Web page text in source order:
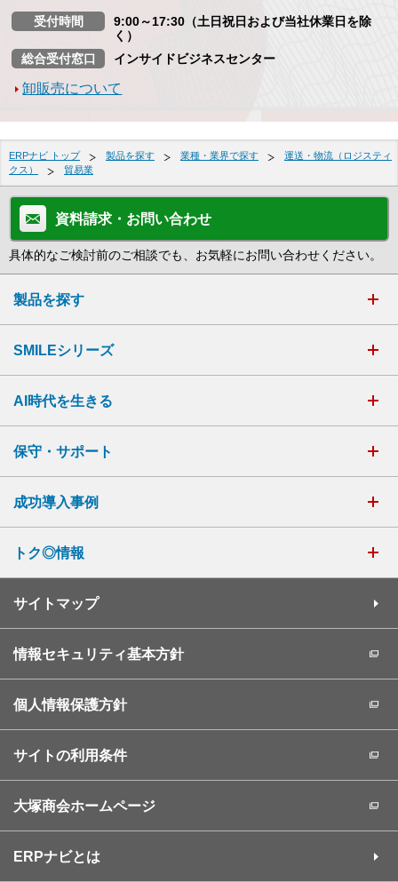
受付時間
9:00～17:30（土日祝日および当社休業日を除
く）
総合受付窓口
インサイドビジネスセンター
卸販売について
ERPナビ トップ 製品を探す 業種・業界で探す
運送・物流（ロジスティ
クス）
貿易業
資料請求・お問い合わせ
具体的なご検討前のご相談でも、お気軽にお問い合わせください。
製品を探す
SMILEシリーズ
AI時代を生きる
保守・サポート
成功導入事例
トク◎情報
サイトマップ
情報セキュリティ基本方針
個人情報保護方針
サイトの利用条件
大塚商会ホームページ
ERPナビとは